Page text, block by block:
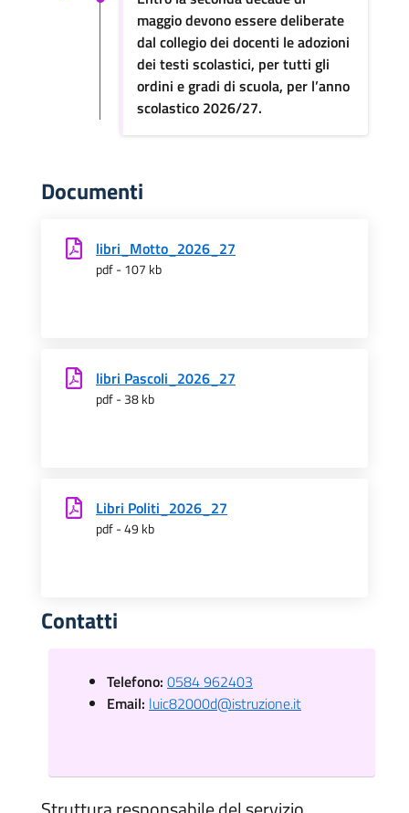
maggio devono essere deliberate
dal collegio dei docenti le adozioni
dei testi scolastici, per tutti gli
ordini e gradi di scuola, per l’anno
scolastico 2026/27.
Documenti
libri_Motto_2026_27
pdf - 107 kb
libri Pascoli_2026_27
pdf - 38 kb
Libri Politi_2026_27
pdf - 49 kb
Contatti
Telefono: 0584 962403
Email: luic82000d@istruzione.it